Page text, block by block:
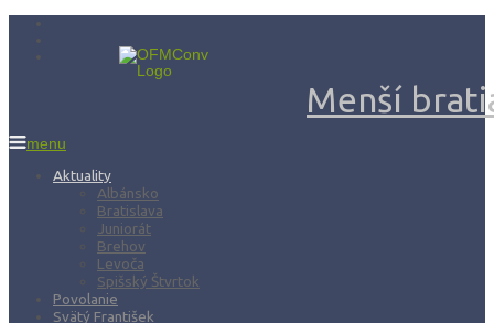
Menší
menu
Aktuality
Albánsko
Bratislava
Juniorát
Brehov
Levoča
Spišský Štvrtok
Povolanie
Svätý František